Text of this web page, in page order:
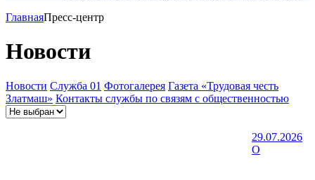
ГлавнаяПресс-центр
Новости
Новости Служба 01 Фотогалерея Газета «Трудовая честь
Златмаш» Контакты службы по связям с общественностью
29.07.2026
О